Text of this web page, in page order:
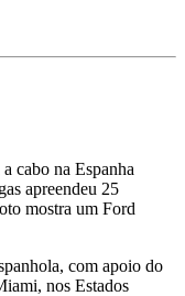
cabo na Espanha
apreendeu 25
mostra um Ford
com apoio do
nos Estados